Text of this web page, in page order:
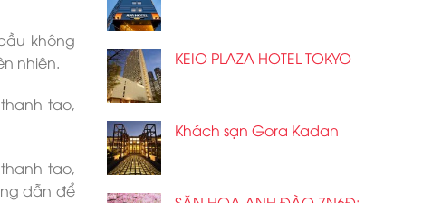
không
nhiên.
tao,
tao,
dẫn để
KEIO PLAZA HOTEL TOKYO
Khách sạn Gora Kadan